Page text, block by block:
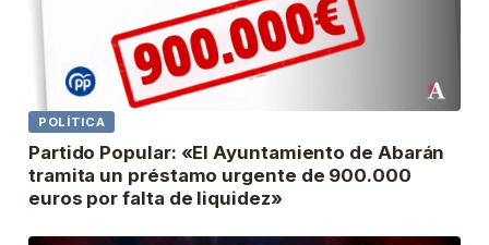
POLÍTICA
Partido Popular: «El Ayuntamiento de Abarán
tramita un préstamo urgente de 900.000
euros por falta de liquidez»